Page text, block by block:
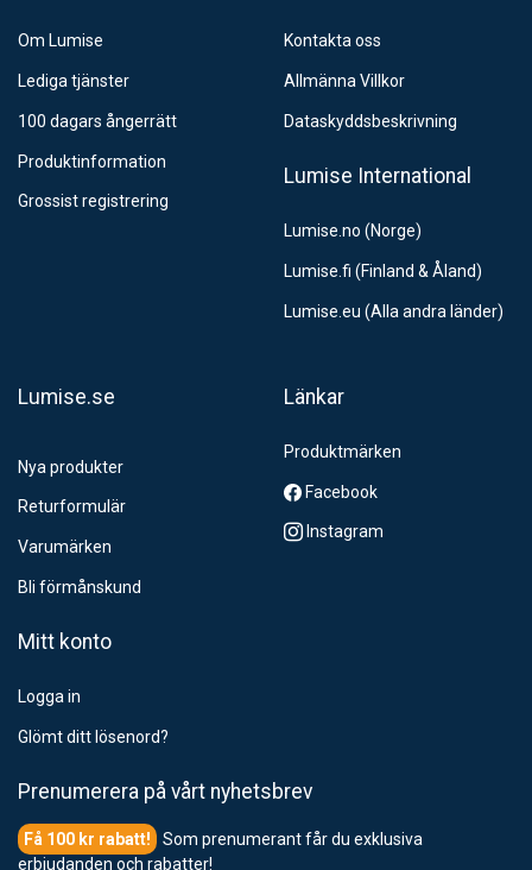
Om Lumise
Lediga tjänster
100 dagars ångerrätt
Produktinformation
Grossist registrering
Kontakta oss
Allmänna Villkor
Dataskyddsbeskrivning
Lumise International
Lumise.no (Norge)
Lumise.fi (Finland & Åland)
Lumise.eu (Alla andra länder)
Lumise.se
Nya produkter
Returformulär
Varumärken
Bli förmånskund
Länkar
Produktmärken
Facebook
Instagram
Mitt konto
Logga in
Glömt ditt lösenord?
Prenumerera på vårt nyhetsbrev
Som prenumerant får du exklusiva
erbjudanden och rabatter!